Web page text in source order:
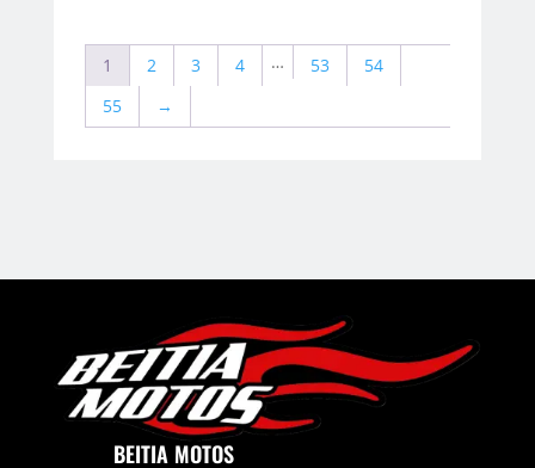
1 2 3 4 … 53
54
55
→
BEITIA MOTOS